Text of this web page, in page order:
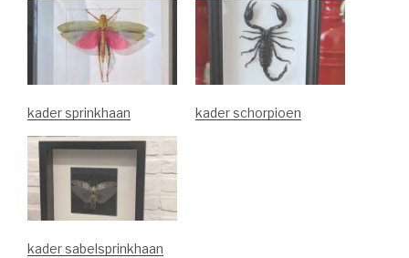
kader sprinkhaan kader schorpioen
kader sabelsprinkhaan